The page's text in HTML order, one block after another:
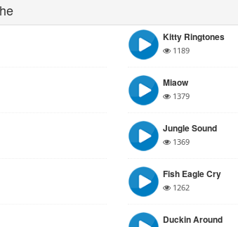
Kitty Ringtones
1189
Miaow
1379
Jungle Sound
1369
Fish Eagle Cry
1262
Duckin Around